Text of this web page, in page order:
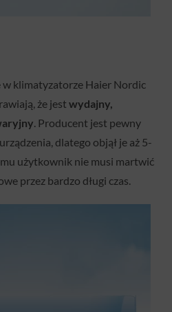
w klimatyzatorze Haier Nordic
że jest wydajny,
. Producent jest pewny
dlatego objął je aż 5-
użytkownik nie musi martwić
przez bardzo długi czas.